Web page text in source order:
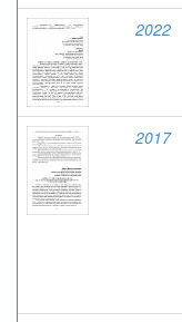
2022
2017